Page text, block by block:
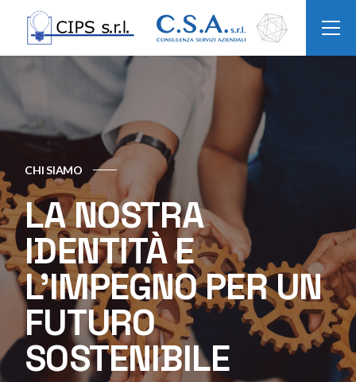
CHI SIAMO
LA NOSTRA
IDENTITÀ E
L'IMPEGNO PER UN
FUTURO
SOSTENIBILE